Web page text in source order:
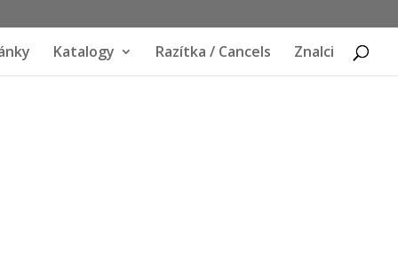
Katalogy Razítka / Cancels Znalci